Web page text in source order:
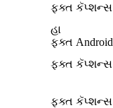
ફક્ત કૅપ્શન્સ
હા
ફક્ત Android
ફક્ત કૅપ્શન્સ
ફક્ત કૅપ્શન્સ